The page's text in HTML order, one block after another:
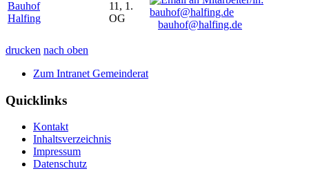
Bauhof
Halfing
11, 1.
OG
bauhof@halfing.de
drucken nach oben
Zum Intranet Gemeinderat
Quicklinks
Kontakt
Inhaltsverzeichnis
Impressum
Datenschutz